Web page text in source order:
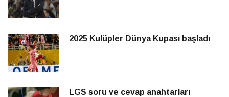
2025 Kulüpler Dünya Kupası başladı
LGS soru ve cevap anahtarları